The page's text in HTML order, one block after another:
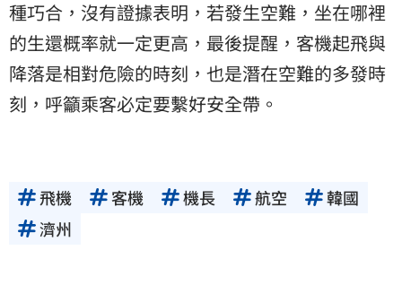
種巧合，沒有證據表明，若發生空難，坐在哪裡
的生還概率就一定更高，最後提醒，客機起飛與
降落是相對危險的時刻，也是潛在空難的多發時
刻，呼籲乘客必定要繫好安全帶。
飛機 客機 機長 航空
韓國
濟州